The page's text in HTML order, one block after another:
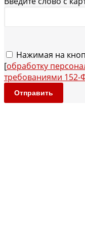
Нажимая на
[обработку
требованиями 152-
Отправить